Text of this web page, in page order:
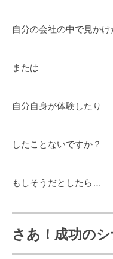
自分の会社の中で見かけ
または
自分自身が体験したり
したことないですか？
もしそうだとしたら…
さあ！成功の